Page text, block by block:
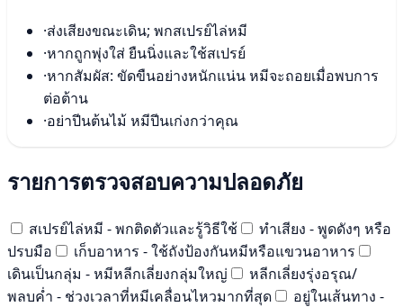
·ส่งเสียงขณะเดิน; พกสเปรย์ไล่หมี
·หากถูกพุ่งใส่ ยืนนิ่งและใช้สเปรย์
·หากสัมผัส: ขัดขืนอย่างหนักแน่น หมีจะถอยเมื่อพบการ
ต่อต้าน
·อย่าปีนต้นไม้ หมีปีนเก่งกว่าคุณ
รายการตรวจสอบความปลอดภัย
สเปรย์ไล่หมี - พกติดตัวและรู้วิธีใช้
ทำเสียง - พูดดังๆ หรือ
ปรบมือ
เก็บอาหาร - ใช้ถังป้องกันหมีหรือแขวนอาหาร
เดินเป็นกลุ่ม - หมีหลีกเลี่ยงกลุ่มใหญ่
หลีกเลี่ยงรุ่งอรุณ/
พลบค่ำ - ช่วงเวลาที่หมีเคลื่อนไหวมากที่สุด
อยู่ในเส้นทาง -